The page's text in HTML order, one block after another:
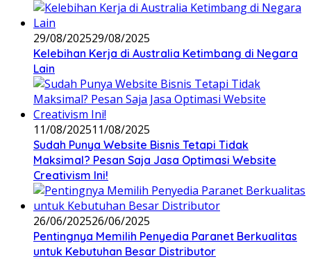
29/08/202529/08/2025
Kelebihan Kerja di Australia Ketimbang di Negara
Lain
11/08/202511/08/2025
Sudah Punya Website Bisnis Tetapi Tidak
Maksimal? Pesan Saja Jasa Optimasi Website
Creativism Ini!
26/06/202526/06/2025
Pentingnya Memilih Penyedia Paranet Berkualitas
untuk Kebutuhan Besar Distributor